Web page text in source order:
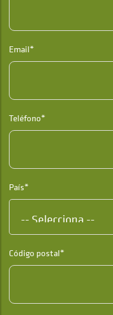
Email*
Teléfono*
País*
Código postal*